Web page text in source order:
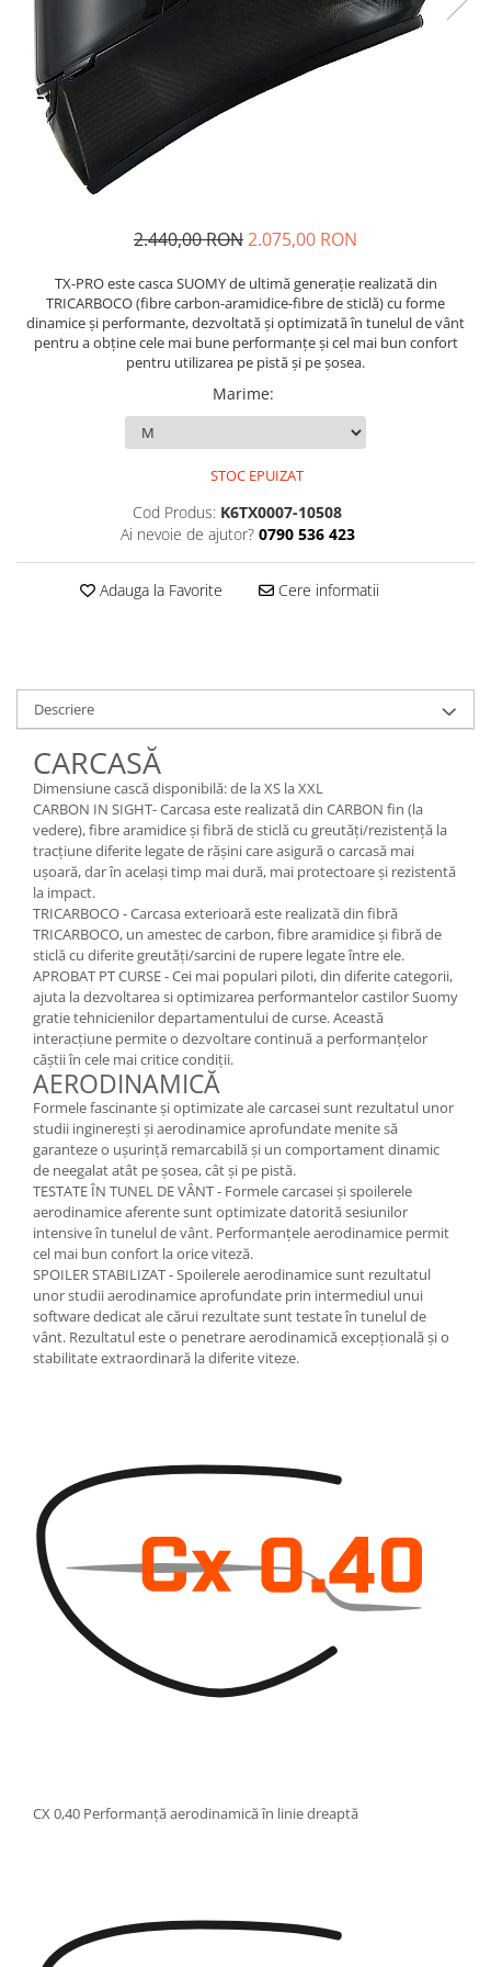
Imbracaminte Functionala
Ghete si Cizme
Manusi Moto
Accesorii
Protectii
GIRL POWER
Cadouri
Chei si butuci
Suporturi telefon
Brelocuri
Huse Moto
Accesorii moto
Deflectoare
Geci si imbracaminte termica
Casti Snowboard/Ski
Cadouri
Copii
Cadouri
2.440,00 RON2.075,00 RON
TX-PRO este casca SUOMY de ultimă generație realizată din
TRICARBOCO (fibre carbon-aramidice-fibre de sticlă) cu forme
dinamice și performante, dezvoltată și optimizată în tunelul de vânt
pentru a obține cele mai bune performanțe și cel mai bun confort
pentru utilizarea pe pistă și pe șosea.
Marime:
STOC EPUIZAT
Cod Produs: K6TX0007-10508
Ai nevoie de ajutor? 0790 536 423
Adauga la Favorite Cere informatii
Descriere
CARCASĂ
Dimensiune cască disponibilă: de la XS la XXL
CARBON IN SIGHT-Carcasa este realizată din CARBON fin (la
vedere), fibre aramidice și fibră de sticlă cu greutăți/rezistență la
tracțiune diferite legate de rășini care asigură o carcasă mai
ușoară, dar în același timp mai dură, mai protectoare și rezistentă
la impact.
TRICARBOCO -Carcasa exterioară este realizată din fibră
TRICARBOCO, un amestec de carbon, fibre aramidice și fibră de
sticlă cu diferite greutăți/sarcini de rupere legate între ele.
APROBAT PT CURSE -Cei mai populari piloti, din diferite categorii,
ajuta la dezvoltarea si optimizarea performantelor castilor Suomy
gratie tehnicienilor departamentului de curse. Această
interacțiune permite o dezvoltare continuă a performanțelor
căștii în cele mai critice condiții.
AERODINAMICĂ
Formele fascinante și optimizate ale carcasei sunt rezultatul unor
studii inginerești și aerodinamice aprofundate menite să
garanteze o ușurință remarcabilă și un comportament dinamic
de neegalat atât pe șosea, cât și pe pistă.
TESTATE ÎN TUNEL DE VÂNT - Formele carcasei și spoilerele
aerodinamice aferente sunt optimizate datorită sesiunilor
intensive în tunelul de vânt. Performanțele aerodinamice permit
cel mai bun confort la orice viteză.
SPOILER STABILIZAT -Spoilerele aerodinamice sunt rezultatul
unor studii aerodinamice aprofundate prin intermediul unui
software dedicat ale cărui rezultate sunt testate în tunelul de
vânt. Rezultatul este o penetrare aerodinamică excepțională și o
stabilitate extraordinară la diferite viteze.
CX 0,40 Performanță aerodinamică în linie dreaptă